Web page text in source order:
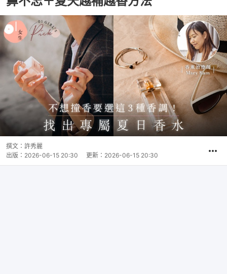
撰文： 許秀麗
出版： 2026-06-15 20:30 更新： 2026-06-15 20:30